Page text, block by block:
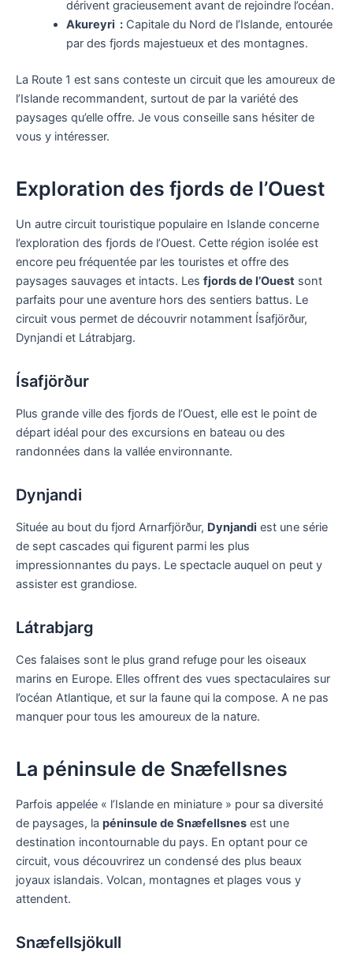
dérivent gracieusement avant de rejoindre l’océan.
Akureyri :Capitale du Nord de l’Islande, entourée
par des fjords majestueux et des montagnes.
La Route 1 est sans conteste un circuit que les amoureux de
l’Islande recommandent, surtout de par la variété des
paysages qu’elle offre. Je vous conseille sans hésiter de
vous y intéresser.
Exploration des fjords de l’Ouest
Un autre circuit touristique populaire en Islande concerne
l’exploration des fjords de l’Ouest. Cette région isolée est
encore peu fréquentée par les touristes et offre des
paysages sauvages et intacts. Les fjords de l’Ouest sont
parfaits pour une aventure hors des sentiers battus. Le
circuit vous permet de découvrir notamment Ísafjörður,
Dynjandi et Látrabjarg.
Ísafjörður
Plus grande ville des fjords de l’Ouest, elle est le point de
départ idéal pour des excursions en bateau ou des
randonnées dans la vallée environnante.
Dynjandi
Située au bout du fjord Arnarfjörður, Dynjandi est une série
de sept cascades qui figurent parmi les plus
impressionnantes du pays. Le spectacle auquel on peut y
assister est grandiose.
Látrabjarg
Ces falaises sont le plus grand refuge pour les oiseaux
marins en Europe. Elles offrent des vues spectaculaires sur
l’océan Atlantique, et sur la faune qui la compose. A ne pas
manquer pour tous les amoureux de la nature.
La péninsule de Snæfellsnes
Parfois appelée « l’Islande en miniature » pour sa diversité
de paysages, la péninsule de Snæfellsnes est une
destination incontournable du pays. En optant pour ce
circuit, vous découvrirez un condensé des plus beaux
joyaux islandais. Volcan, montagnes et plages vous y
attendent.
Snæfellsjökull